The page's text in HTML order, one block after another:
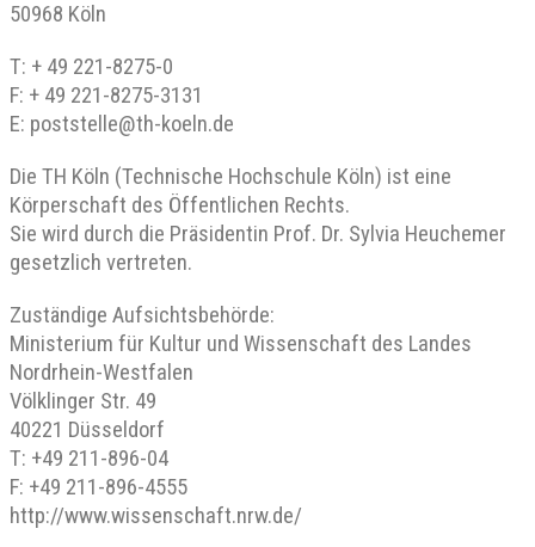
50968 Köln
T: + 49 221-8275-0
F: + 49 221-8275-3131
E: poststelle@th-koeln.de
Die TH Köln (Technische Hochschule Köln) ist eine
Körperschaft des Öffentlichen Rechts.
Sie wird durch die Präsidentin Prof. Dr. Sylvia Heuchemer
gesetzlich vertreten.
Zuständige Aufsichtsbehörde:
Ministerium für Kultur und Wissenschaft des Landes
Nordrhein-Westfalen
Völklinger Str. 49
40221 Düsseldorf
T: +49 211-896-04
F: +49 211-896-4555
http://www.wissenschaft.nrw.de/